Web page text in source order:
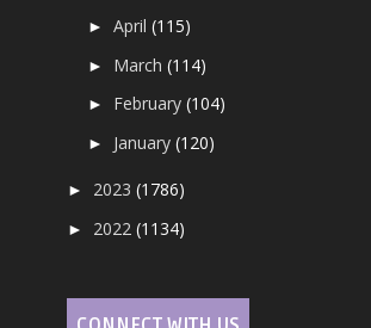
►April(115)
► March(114)
► February(104)
► January(120)
► 2023(1786)
► 2022(1134)